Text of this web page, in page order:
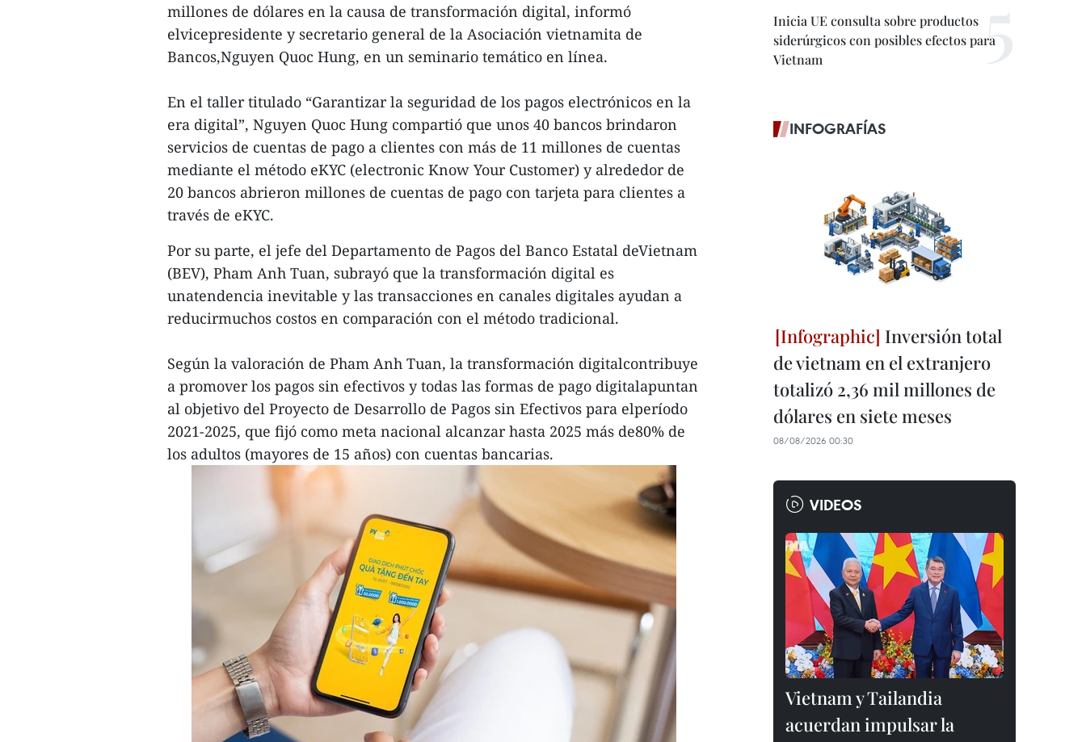
millones de dólares en la causa de transformación digital, informó
elvicepresidente y secretario general de la Asociación vietnamita de
Bancos,Nguyen Quoc Hung, en un seminario temático en línea.
En el taller titulado “Garantizar la seguridad de los pagos electrónicos en la
era digital”, Nguyen Quoc Hung compartió que unos 40 bancos brindaron
servicios de cuentas de pago a clientes con más de 11 millones de cuentas
mediante el método eKYC (electronic Know Your Customer) y alrededor de
20 bancos abrieron millones de cuentas de pago con tarjeta para clientes a
través de eKYC.
Por su parte, el jefe del Departamento de Pagos del Banco Estatal deVietnam
(BEV), Pham Anh Tuan, subrayó que la transformación digital es
unatendencia inevitable y las transacciones en canales digitales ayudan a
reducirmuchos costos en comparación con el método tradicional.
Según la valoración de Pham Anh Tuan, la transformación digitalcontribuye
a promover los pagos sin efectivos y todas las formas de pago digitalapuntan
al objetivo del Proyecto de Desarrollo de Pagos sin Efectivos para elperíodo
2021-2025, que fijó como meta nacional alcanzar hasta 2025 más de80% de
los adultos (mayores de 15 años) con cuentas bancarias.
Inicia UE consulta sobre productos
siderúrgicos con posibles efectos para
Vietnam
INFOGRAFÍAS
Inversión total
de vietnam en el extranjero
totalizó 2,36 mil millones de
dólares en siete meses
08/08/2026 00:30
VIDEOS
Vietnam y Tailandia
acuerdan impulsar la